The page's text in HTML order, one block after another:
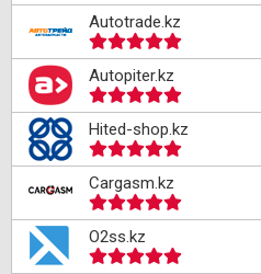
Autotrade.kz
Autopiter.kz
Hited-shop.kz
Cargasm.kz
O2ss.kz